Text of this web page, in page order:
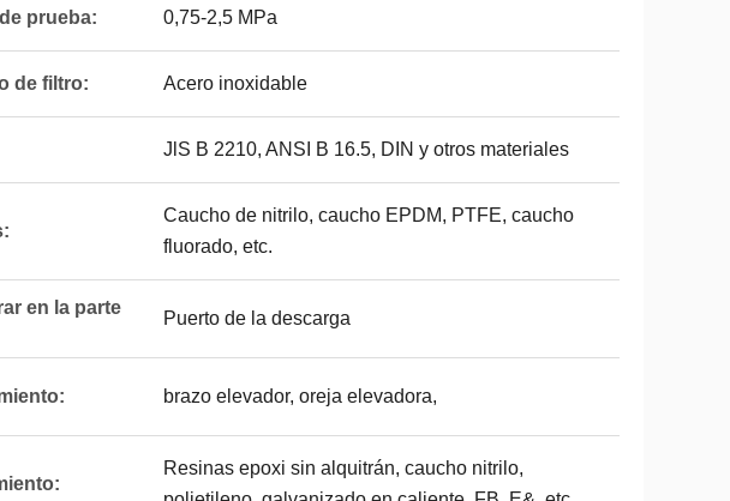
prueba: 0,75-2,5 MPa
de filtro: Acero inoxidable
JlS B 2210, ANSI B 16.5, DIN y otros materiales
Caucho de nitrilo, caucho EPDM, PTFE, caucho
fluorado, etc.
en la parte
Puerto de la descarga
brazo elevador, oreja elevadora,
Resinas epoxi sin alquitrán, caucho nitrilo,